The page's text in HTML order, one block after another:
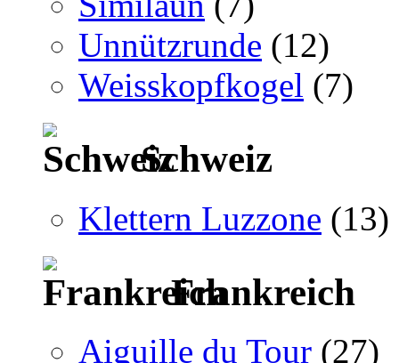
Unnützrunde (12)
Weisskopfkogel (7)
Schweiz
Klettern Luzzone (13)
Frankreich
Aiguille du Tour (27)